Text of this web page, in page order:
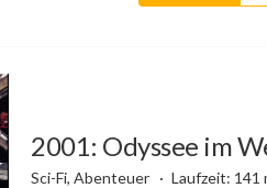
2001: Odyssee im
Sci-Fi, Abenteuer Laufzeit: 141